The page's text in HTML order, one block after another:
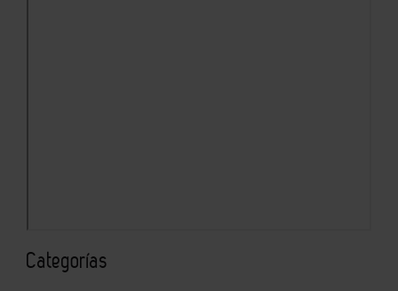
Categorías